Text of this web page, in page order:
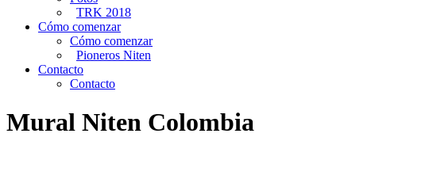
TRK 2018
Cómo comenzar
Cómo comenzar
Pioneros Niten
Contacto
Contacto
Mural Niten Colombia